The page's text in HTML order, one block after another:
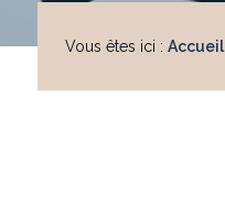
Vous êtes ici :Accueil